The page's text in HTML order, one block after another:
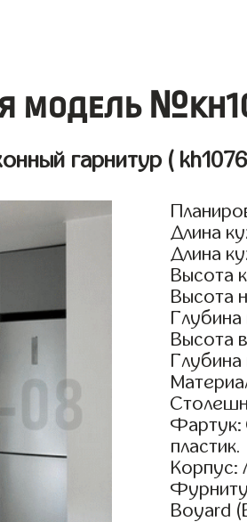
модель
гарнитур (
Длина
Длина
Высота
Высота
Высота
Фартук:
пластик.
Корпус:
Boyard